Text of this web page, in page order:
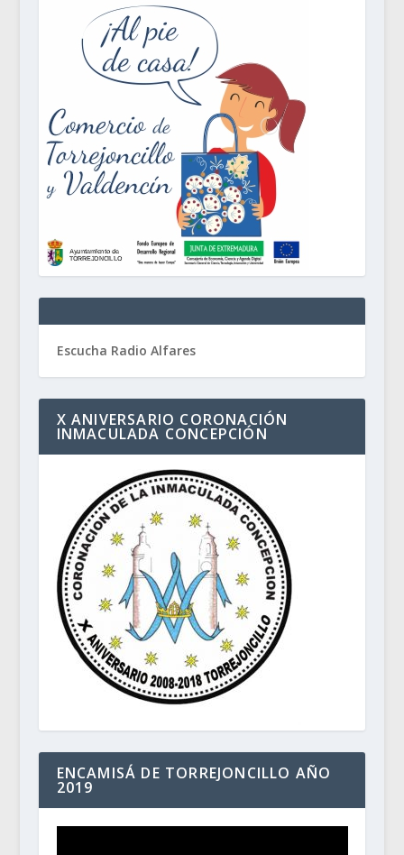
Escucha Radio Alfares
X ANIVERSARIO CORONACIÓN
INMACULADA CONCEPCIÓN
ENCAMISÁ DE TORREJONCILLO AÑO
2019